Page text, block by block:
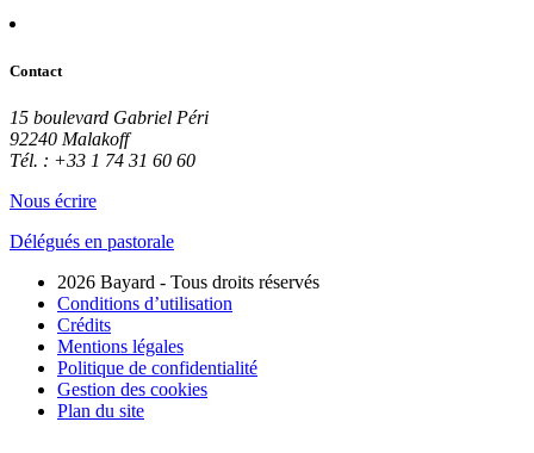
Contact
15 boulevard Gabriel Péri
92240 Malakoff
Tél. : +33 1 74 31 60 60
Nous écrire
Délégués en pastorale
2026 Bayard - Tous droits réservés
Conditions d’utilisation
Crédits
Mentions légales
Politique de confidentialité
Gestion des cookies
Plan du site